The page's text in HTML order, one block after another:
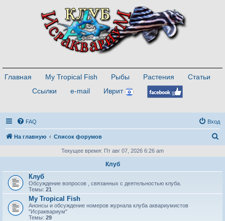
Главная My Tropical Fish Рыбы Растения
Статьи
Ссылки
e-mail Иврит
FAQ Вход
На главную Список форумов
с
Текущее время: Пт авг 07, 2026 6:26 am
Клуб
Клуб
Обсуждение вопросов , связанных с деятельностью клуба.
Темы: 21
My Tropical Fish
Анонсы и обсуждение номеров журнала клуба аквариумистов
"Исраквариум"
Темы: 29